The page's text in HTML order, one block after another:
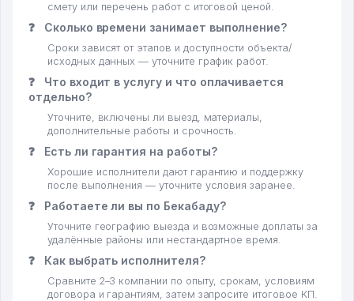
смету или перечень работ с итоговой ценой.
❓ Сколько времени занимает выполнение?
Сроки зависят от этапов и доступности объекта/
исходных данных — уточните график работ.
❓
Что входит в услугу и что оплачивается
отдельно?
Уточните, включены ли выезд, материалы,
дополнительные работы и срочность.
❓ Есть ли гарантия на работы?
Хорошие исполнители дают гарантию и поддержку
после выполнения — уточните условия заранее.
❓ Работаете ли вы по Бекабаду?
Уточните географию выезда и возможные доплаты за
удалённые районы или нестандартное время.
❓ Как выбрать исполнителя?
Сравните 2–3 компании по опыту, срокам, условиям
договора и гарантиям, затем запросите итоговое КП.